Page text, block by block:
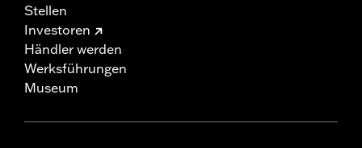
Stellen
Investoren
Händler werden
Werksführungen
Museum